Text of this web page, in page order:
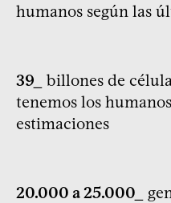
humanos según las
39_
billones de
tenemos los
estimaciones
20.000 a 25.000_